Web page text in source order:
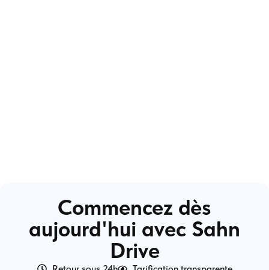
Commencez dès
aujourd'hui avec Sahn
Drive